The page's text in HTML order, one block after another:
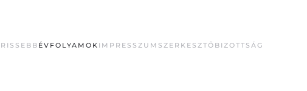
ÉVFOLYAMOK IMPRESSZUM SZERKESZTŐBIZOTTSÁG